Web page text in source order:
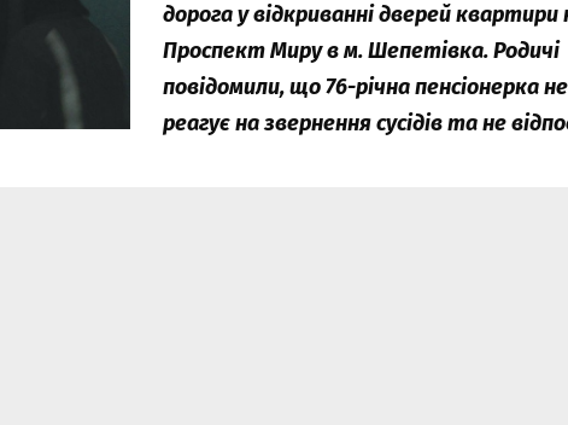
дорога у відкриванні дверей квартири
Проспект Миру в м. Шепетівка. Родичі
повідомили, що 76-річна пенсіонерка не
реагує на звернення сусідів та не